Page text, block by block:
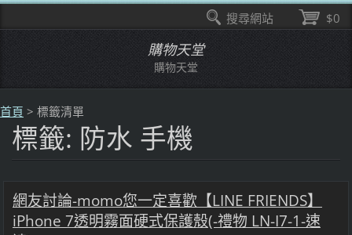
購物天堂
購物天堂
首頁 > 標籤清單
標籤: 防水 手機
網友討論-momo您一定喜歡【LINE FRIENDS】
iPhone 7透明霧面硬式保護殼(-禮物 LN-I7-1-速
$0
搜尋網站